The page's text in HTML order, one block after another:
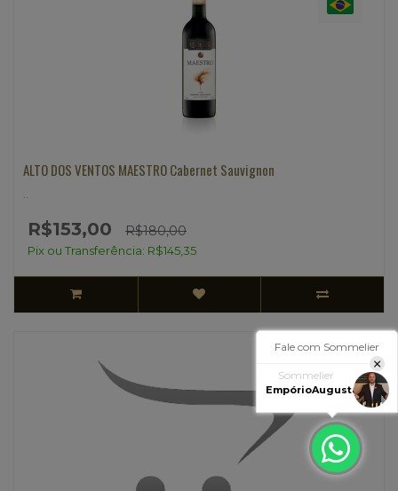
ALTO DOS VENTOS MAESTRO Cabernet Sauvignon
R$153,00 R$180,00
Pix ou Transferência: R$145,35
Fale com Sommelier
Sommelier
EmpórioAugusta